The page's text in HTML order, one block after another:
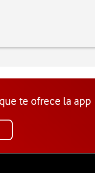
te ofrece la app